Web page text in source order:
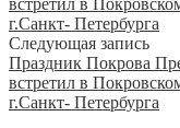
Следующая запись
Праздник Покрова
встретил в
г.Санкт- Петербурга